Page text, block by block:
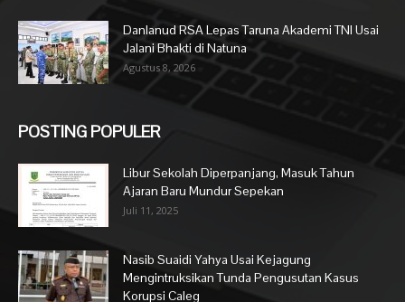
Danlanud RSA Lepas Taruna Akademi TNI Usai
Jalani Bhakti di Natuna
Agustus 8, 2026
POSTING POPULER
Libur Sekolah Diperpanjang, Masuk Tahun
Ajaran Baru Mundur Sepekan
Juli 11, 2025
Nasib Suaidi Yahya Usai Kejagung
Mengintruksikan Tunda Pengusutan Kasus
Korupsi Caleg